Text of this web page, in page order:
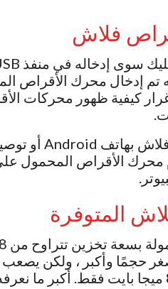
فلاش
تم إدخال محرك
كيفية ظهور محركات
المتوفرة
حجمًا وأكبر ، ولكن يصعب
محركات الأقراص المحمولة الأولى 8 ميجا